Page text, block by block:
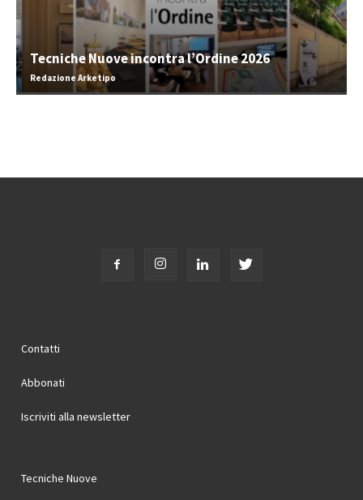
Tecniche Nuove incontra l’Ordine 2026
Redazione Arketipo
Contatti
Abbonati
Iscriviti alla newsletter
Tecniche Nuove